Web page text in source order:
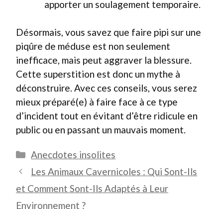
apporter un soulagement temporaire.
Désormais, vous savez que faire pipi sur une
piqûre de méduse est non seulement
inefficace, mais peut aggraver la blessure.
Cette superstition est donc un mythe à
déconstruire. Avec ces conseils, vous serez
mieux préparé(e) à faire face à ce type
d’incident tout en évitant d’être ridicule en
public ou en passant un mauvais moment.
Catégories
Anecdotes insolites
Les Animaux Cavernicoles : Qui Sont-Ils
et Comment Sont-Ils Adaptés à Leur
Environnement ?